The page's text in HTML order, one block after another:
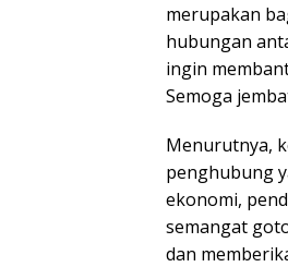
merupakan
hubungan
ingin
Semoga
Menurutnya,
penghubung
ekonomi,
semangat
dan